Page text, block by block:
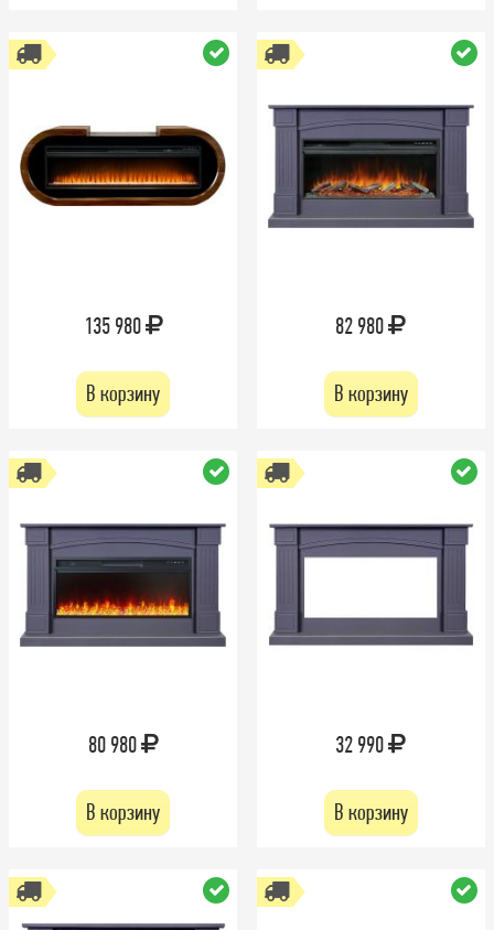
135 980
В корзину
82 980
В корзину
80 980
В корзину
32 990
В корзину